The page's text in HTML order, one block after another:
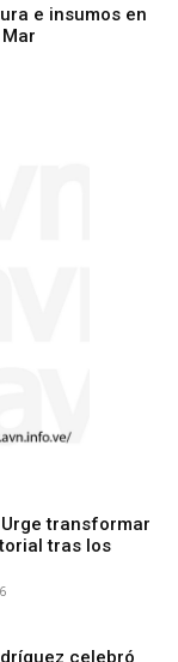
e insumos en
transformar
tras los
celebró